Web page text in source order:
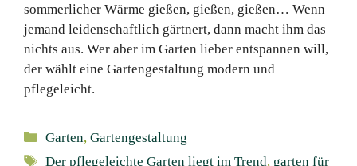
sommerlicher Wärme gießen, gießen, gießen… Wenn
jemand leidenschaftlich gärtnert, dann macht ihm das
nichts aus. Wer aber im Garten lieber entspannen will,
der wählt eine Gartengestaltung modern und
pflegeleicht.
Kategorien
Garten,Gartengestaltung
Schlagwörter
Der pflegeleichte Garten liegt im Trend, garten für